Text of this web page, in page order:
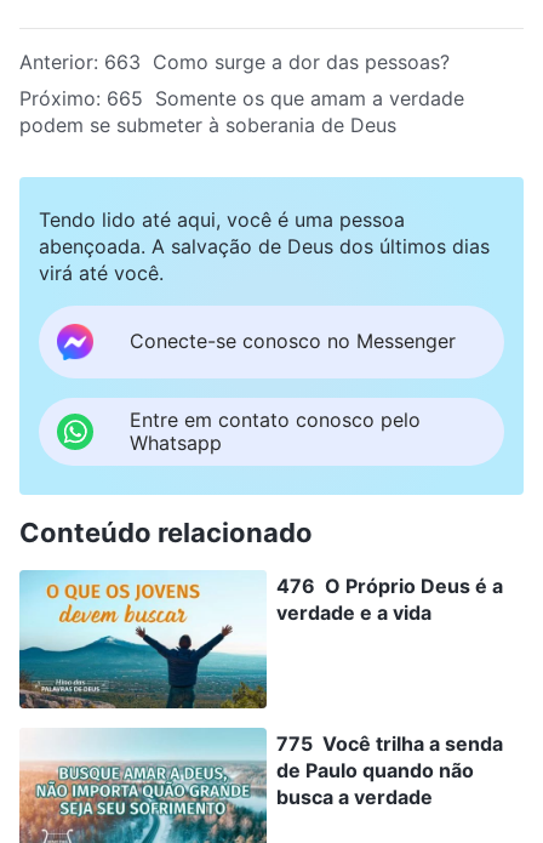
Anterior: 663 Como surge a dor das pessoas?
Próximo: 665 Somente os que amam a verdade
podem se submeter à soberania de Deus
Tendo lido até aqui, você é uma pessoa
abençoada. A salvação de Deus dos últimos dias
virá até você.
Conecte-se conosco no Messenger
Entre em contato conosco pelo
Whatsapp
Conteúdo relacionado
476 O Próprio Deus é a
verdade e a vida
775 Você trilha a senda
de Paulo quando não
busca a verdade